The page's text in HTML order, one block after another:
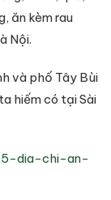
ăn kèm rau
Nội.
và phố Tây Bùi
hiếm có tại Sài
5-dia-chi-an-